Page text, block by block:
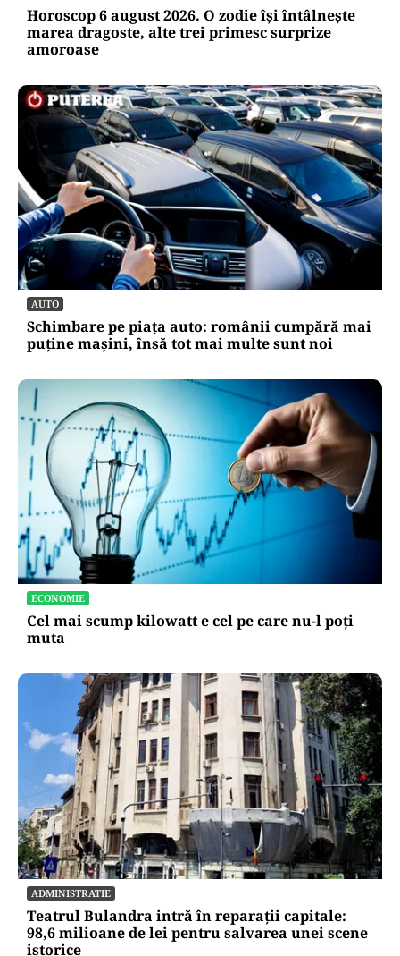
Horoscop 6 august 2026. O zodie își întâlnește
marea dragoste, alte trei primesc surprize
amoroase
AUTO
Schimbare pe piața auto: românii cumpără mai
puține mașini, însă tot mai multe sunt noi
ECONOMIE
Cel mai scump kilowatt e cel pe care nu-l poți
muta
ADMINISTRATIE
Teatrul Bulandra intră în reparații capitale:
98,6 milioane de lei pentru salvarea unei scene
istorice